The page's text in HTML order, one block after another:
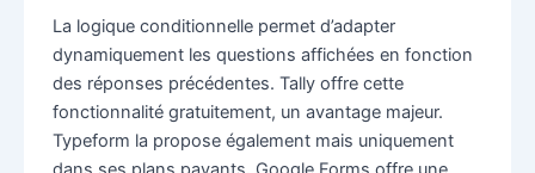
La logique conditionnelle permet d’adapter
dynamiquement les questions affichées en fonction
des réponses précédentes. Tally offre cette
fonctionnalité gratuitement, un avantage majeur.
Typeform la propose également mais uniquement